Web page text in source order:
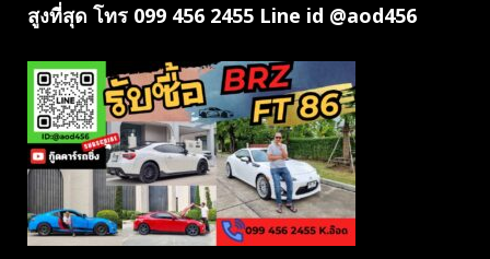
สูงที่สุด โทร 099 456 2455 Line id @aod456